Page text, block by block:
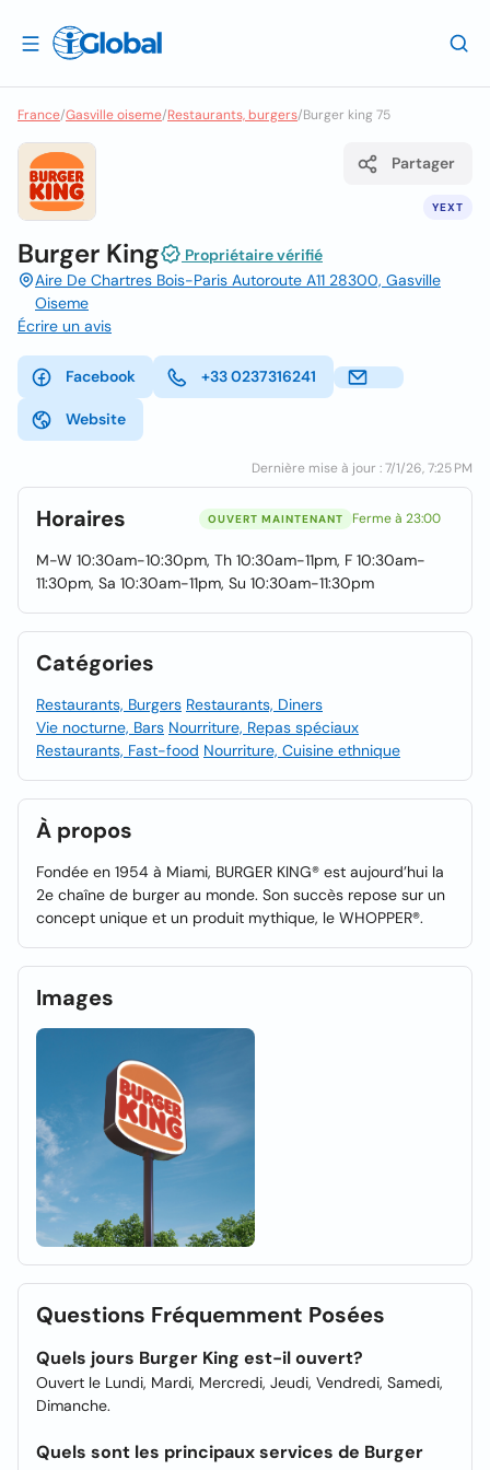
France/Gasville oiseme/Restaurants, burgers/Burger king 75
YEXT
Partager
Burger King
Propriétaire vérifié
Aire De Chartres Bois-Paris Autoroute A11 28300, Gasville
Oiseme
Écrire un avis
Facebook +33 0237316241
Website
Dernière mise à jour : 7/1/26, 7:25 PM
Horaires OUVERT MAINTENANT Ferme à 23:00
M-W 10:30am-10:30pm, Th 10:30am-11pm, F 10:30am-
11:30pm, Sa 10:30am-11pm, Su 10:30am-11:30pm
Catégories
Restaurants, Burgers Restaurants, Diners
Vie nocturne, Bars Nourriture, Repas spéciaux
Restaurants, Fast-food Nourriture, Cuisine ethnique
À propos
Fondée en 1954 à Miami, BURGER KING® est aujourd’hui la
2e chaîne de burger au monde. Son succès repose sur un
concept unique et un produit mythique, le WHOPPER®.
Images
Questions Fréquemment Posées
Quels jours Burger King est-il ouvert?
Ouvert le Lundi, Mardi, Mercredi, Jeudi, Vendredi, Samedi,
Dimanche.
Quels sont les principaux services de Burger